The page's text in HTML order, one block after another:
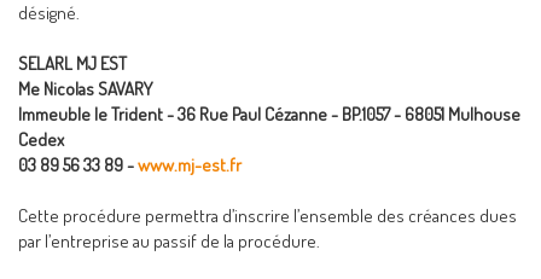
désigné.
SELARL MJ EST
Me Nicolas SAVARY
Immeuble le Trident - 36 Rue Paul Cézanne - BP.1057 - 68051 Mulhouse
Cedex
03 89 56 33 89 -www.mj-est.fr
Cette procédure permettra d’inscrire l’ensemble des créances dues
par l’entreprise au passif de la procédure.